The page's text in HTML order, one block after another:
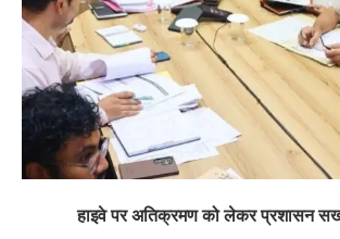
हाइवे पर अतिक्रमण को लेकर प्रशासन